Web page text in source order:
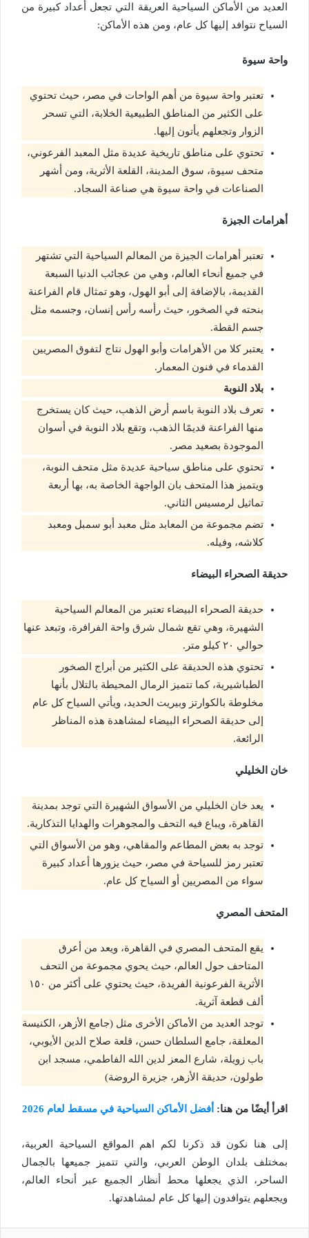
العديد من الأماكن السياحية العريقة التي تجعل أعداد كبيرة من
السياح نتوافد إليها كل عام، ومن هذه الأماكن:
واحة سيوة
تعتبر واحة سيوة من أهم الواحات في مصر، حيث تحتوي
على الكثير من المناطق الطبيعية الخلابة، التي تسحر
الزوار وتجعلهم يأتون إليها.
تحتوي على مناطق تاريخية عديدة مثل المعبد الفرعوني،
متحف سيوة، سوق المدينة، القلعة الأثرية، ومن أشهر
الصناعات في واحة سيوة هي صناعة السجاد.
أهرامات الجيزة
تعتبر أهرامات الجيزة من المعالم السياحية التي تشتهر
في جميع أنحاء العالم، وهي من عجائب الدنيا السبعة
القديمة، بالإضافة إلى أبو الهول، وهو تمثال قام الفراعنة
بنحته في الصخور، حيث رأسه رأس إنسان، وجسمه مثل
جسم القطة.
يعتبر كلا من الأهرامات وأبو الهول نتاج لتفوق المصريين
القدماء في فنون المعمار.
بلاد النوبة
تعرف بلاد النوبة باسم أرض الذهب، حيث كان يستخرج
منها الفراعنة قديمًا الذهب، وتقع بلاد النوبة في أسوان
الموجودة بصعيد مصر.
تحتوي على مناطق سياحية عديدة مثل متحف النوبة،
ويتميز هذا المتحف بان الواجهة الخاصة به، بها أربعة
تماثيل لرمسيس الثاني.
تضم مجموعة من المعابد مثل معبد أبو سمبل ومعبد
كلاشه، وفيله.
حديقة الصحراء البيضاء
حديقة الصحراء البيضاء تعتبر من المعالم السياحية
الشهيرة، وهي تقع شمال شرق واحة الفرافرة، وتبعد عنها
حوالي ٢٠ كيلو متر.
تحتوي هذه الحديقة على الكثير من أبراج الصخور
الطباشيرية، كما تتميز الرمال المحيطة بالتلال بأنها
مخلوطة بالكوارتز وبيريت الحديد، ويأتي السياح كل عام
إلى حديقة الصحراء البيضاء لمشاهدة هذه المناظر
الرائعة.
خان الخليلي
يعد خان الخليلي من الأسواق الشهيرة التي توجد بمدينة
القاهرة، ويباع فيه التحف والمجوهرات والهدايا التذكارية.
توجد به بعض المطاعم والمقاهي، وهو من الأسواق التي
تعتبر رمز للسياحة في مصر، حيث يزورها أعداد كبيرة
سواء من المصريين أو السياح كل عام.
المتحف المصري
يقع المتحف المصري في القاهرة، ويعد من أعرق
المتاحف حول العالم، حيث يحوي مجموعة من التحف
الأثرية الفرعونية الفريدة، حيث يحتوي على أكثر من ١٥٠
ألف قطعة آثرية.
توجد العديد من الأماكن الأخرى مثل (جامع الأزهر، الكنيسة
المعلقة، جامع السلطان حسن، قلعة صلاح الدين الأيوبي،
باب زويلة، شارع المعز لدين الله الفاطمي، مسجد ابن
طولون، حديقة الأزهر، جزيرة الروضة)
اقرأ أيضًا من هنا: أفضل الأماكن السياحية في مسقط لعام 2026
إلى هنا نكون قد ذكرنا لكم اهم المواقع السياحية العربية،
بمختلف بلدان الوطن العربي، والتي تتميز جميعها بالجمال
الساحر، الذي يجعلها محط أنظار الجميع عبر أنحاء العالم،
ويجعلهم يتوافدون إليها كل عام لمشاهدتها.